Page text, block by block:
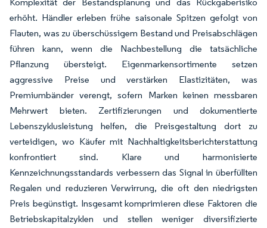
erhöht. Händler erleben frühe saisonale Spitzen gefolgt von
Flauten, was zu überschüssigem Bestand und Preisabschlägen
führen kann, wenn die Nachbestellung die tatsächliche
Pflanzung übersteigt. Eigenmarkensortimente setzen
aggressive Preise und verstärken Elastizitäten, was
Premiumbänder verengt, sofern Marken keinen messbaren
Mehrwert bieten. Zertifizierungen und dokumentierte
Lebenszyklusleistung helfen, die Preisgestaltung dort zu
verteidigen, wo Käufer mit Nachhaltigkeitsberichterstattung
konfrontiert sind. Klare und harmonisierte
Kennzeichnungsstandards verbessern das Signal in überfüllten
Regalen und reduzieren Verwirrung, die oft den niedrigsten
Preis begünstigt. Insgesamt komprimieren diese Faktoren die
Betriebskapitalzyklen und stellen weniger diversifizierte